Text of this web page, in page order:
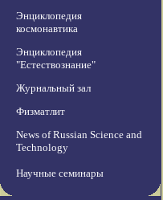
Энциклопедия
космонавтика
Энциклопедия
"Естествознание"
Журнальный зал
Физматлит
News of Russian Science and
Technology
Научные семинары